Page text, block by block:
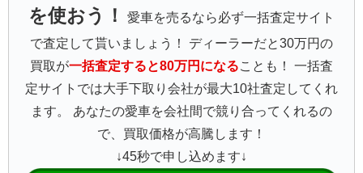
を使おう！
愛車を売るなら必ず一括査定サイト
で査定して貰いましょう！ ディーラーだと30万円の
買取が一括査定すると80万円になることも！ 一括査
定サイトでは大手下取り会社が最大10社査定してくれ
ます。 あなたの愛車を会社間で競り合ってくれるの
で、買取価格が高騰します！
↓45秒で申し込めます↓